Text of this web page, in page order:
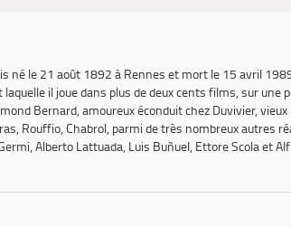
né le 21 août 1892 à Rennes et mort le 15 avril
il joue dans plus de deux cents films, sur
Bernard, amoureux éconduit chez Duvivier,
Rouffio, Chabrol, parmi de très nombreux
Alberto Lattuada, Luis Buñuel, Ettore Scola et